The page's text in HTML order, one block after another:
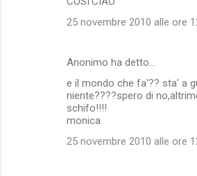
25 novembre 2010 alle ore
Anonimo ha detto…
e il mondo che fa'?? sta' a
niente????spero di
schifo!!!!
monica
25 novembre 2010 alle ore